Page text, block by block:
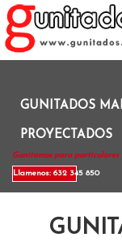
GUNITADOS
PROYECTADOS
Gunitamos para
Llamenos: 632 345 850